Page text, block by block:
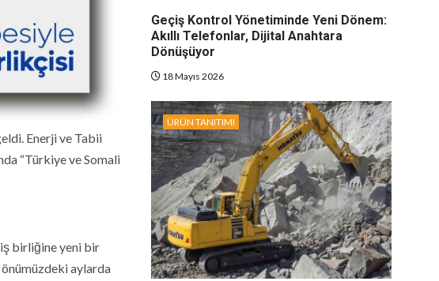
Enerji ve Tabii
“Türkiye ve Somali
birliğine yeni bir
aylarda
Geçiş Kontrol Yönetiminde Yeni Dönem:
Akıllı Telefonlar, Dijital Anahtara
Dönüşüyor
18 Mayıs 2026
ÜRÜN TANITIMI